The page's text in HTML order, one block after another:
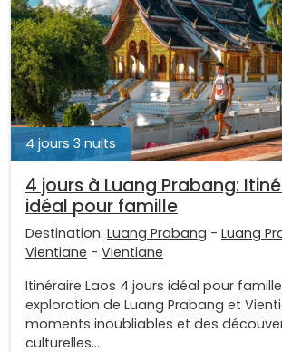
4 jours 3 nuits
4 jours à Luang Prabang:
idéal pour famille
Destination: Luang Prabang - Luang
Vientiane - Vientiane
Itinéraire Laos 4 jours idéal pour
exploration de Luang Prabang et
moments inoubliables et des
culturelles...